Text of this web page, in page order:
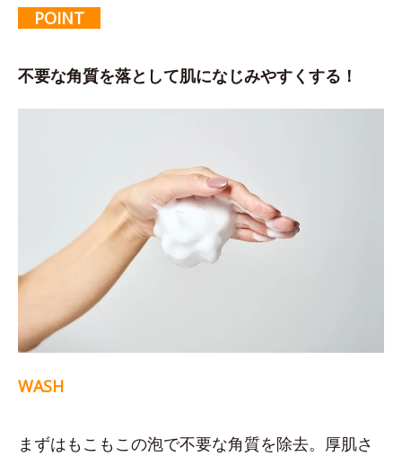
POINT
不要な角質を落として肌になじみやすくする！
WASH
まずはもこもこの泡で不要な角質を除去。厚肌さ